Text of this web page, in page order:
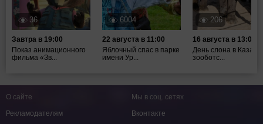
36
Завтра в 19:00
Показ анимационного
фильма «Зв...
6004
22 августа в 11:00
Яблочный спас в парке
имени Ур...
206
16 августа в 13:00
День слона в
зооботс...
О сайте
Рекламодателям
Мы в соц. сетях
Вконтакте